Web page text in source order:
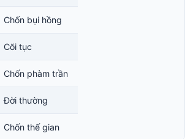
Chốn bụi hồng
Cõi tục
Chốn phàm trần
Đời thường
Chốn thế gian